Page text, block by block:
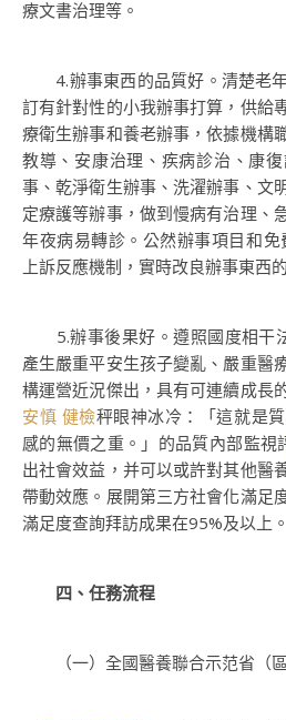
療文書治理等。
4.辦事東西的品質好。清楚老
訂有針對性的小我辦事打算，供給
療衛生辦事和養老辦事，依據機構
教導、安康治理、疾病診治、康
事、乾淨衛生辦事、洗濯辦事、文
定療護等辦事，做到慢病有治理、
年夜病易轉診。公然辦事項目和
上訴反應機制，實時改良辦事東西
5.辦事後果好。遵照國度相干
產生嚴重平安生孩子變亂、嚴重醫
構運營近況傑出，具有可連續成長
安慎 健檢秤眼神冰冷：「這就是
感的無價之重。」的品質內部監視
出社會效益，并可以或許對其他醫
帶動效應。展開第三方社會化滿足
滿足度查詢拜訪成果在95%及以上。
四、任務流程
（一）全國醫養聯合示范省（區